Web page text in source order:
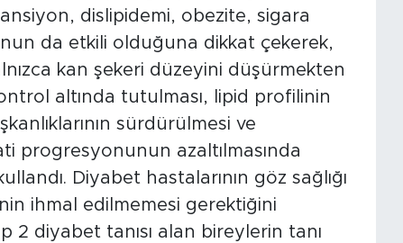
dislipidemi, obezite, sigara
da etkili olduğuna dikkat çekerek,
kan şekeri düzeyini düşürmekten
altında tutulması, lipid profilinin
sürdürülmesi ve
progresyonunun azaltılmasında
Diyabet hastalarının göz sağlığı
ihmal edilmemesi gerektiğini
2 diyabet tanısı alan bireylerin tanı